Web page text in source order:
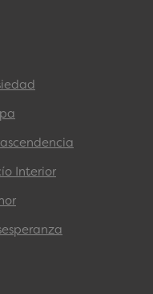
Interior